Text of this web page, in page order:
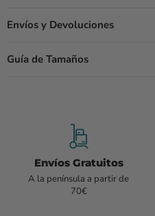
Envíos y Devoluciones
Guía de Tamaños
Envíos Gratuitos
A la península a partir de
70€